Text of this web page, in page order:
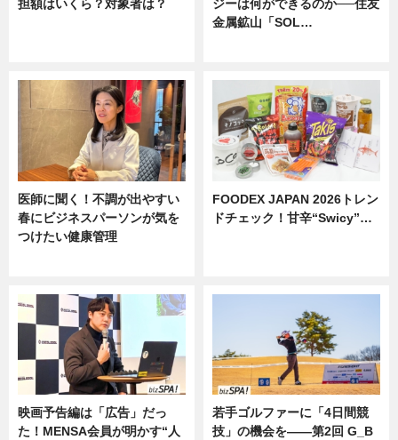
担額はいくら？対象者は？
ジーは何ができるのか──住友
金属鉱山「SOL…
医師に聞く！不調が出やすい
春にビジネスパーソンが気を
つけたい健康管理
FOODEX JAPAN 2026トレン
ドチェック！甘辛“Swicy”…
映画予告編は「広告」だっ
た！MENSA会員が明かす“人
若手ゴルファーに「4日間競
技」の機会を——第2回 G_B